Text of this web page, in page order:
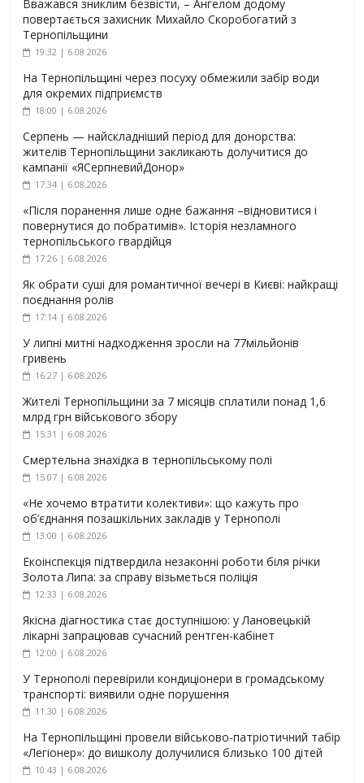
Вважався зниклим безвісти, – Ангелом додому
повертається захисник Михайло Скоробогатий з
Тернопільщини
19:32 | 6.08.2026
На Тернопільщині через посуху обмежили забір води
для окремих підприємств
18:00 | 6.08.2026
Серпень — найскладніший період для донорства:
жителів Тернопільщини закликають долучитися до
кампанії «ЯСерпневийДонор»
17:34 | 6.08.2026
«Після поранення лише одне бажання –відновитися і
повернутися до побратимів». Історія незламного
тернопільського гвардійця
17:26 | 6.08.2026
Як обрати суші для романтичної вечері в Києві: найкращі
поєднання ролів
17:14 | 6.08.2026
У липні митні надходження зросли на 77мільйонів
гривень
16:27 | 6.08.2026
Жителі Тернопільщини за 7 місяців сплатили понад 1,6
млрд грн військового збору
15:31 | 6.08.2026
Смертельна знахідка в тернопільському полі
15:07 | 6.08.2026
«Не хочемо втратити колективи»: що кажуть про
об’єднання позашкільних закладів у Тернополі
13:00 | 6.08.2026
Екоінспекція підтвердила незаконні роботи біля річки
Золота Липа: за справу візьметься поліція
12:33 | 6.08.2026
Якісна діагностика стає доступнішою: у Лановецькій
лікарні запрацював сучасний рентген-кабінет
12:00 | 6.08.2026
У Тернополі перевірили кондиціонери в громадському
транспорті: виявили одне порушення
11:30 | 6.08.2026
На Тернопільщині провели військово-патріотичний табір
«Легіонер»: до вишколу долучилися близько 100 дітей
10:43 | 6.08.2026